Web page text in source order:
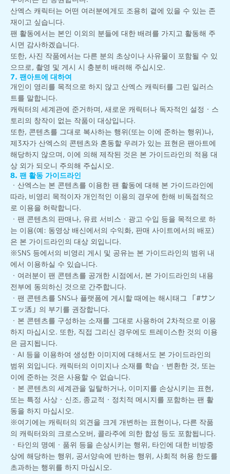
산엑스 캐릭터는 어떤 여러분에게도 조용히 곁에 있을 수 있는 존
재이고 싶습니다.
팬 활동에서는 본인 이외의 분들에 대한 배려를 가지고 활동해 주
시면 감사하겠습니다.
또한, 사진 작품에서는 다른 분의 초상이나 사유물이 포함될 수 있
으므로, 촬영 및 게시 시 충분히 배려해 주십시오.
7. 팬아트에 대하여
개인이 영리를 목적으로 하지 않고 산엑스 캐릭터를 그린 일러스
트를 말합니다.
캐릭터의 세계관에 준거하며, 새로운 캐릭터나 독자적인 설정・스
토리의 창작이 없는 작품이 대상입니다.
또한, 콘텐츠를 그대로 복사하는 행위(또는 이에 준하는 행위)나,
제3자가 산엑스의 콘텐츠와 혼동할 우려가 있는 표현은 팬아트에
해당하지 않으며, 이에 의해 제작된 것은 본 가이드라인의 적용 대
상 외가 되오니 주의해 주십시오.
8. 팬 활동 가이드라인
・산엑스는 본 콘텐츠를 이용한 팬 활동에 대해 본 가이드라인에
따라, 비영리 목적이자 개인적인 이용의 경우에 한해 비독점적으
로 이용을 허락합니다.
・팬 콘텐츠의 판매나, 유료 서비스・광고 수입 등을 목적으로 하
는 이용(예: 동영상 배신에서의 수익화, 판매 사이트에서의 배포)
은 본 가이드라인의 대상 외입니다.
※SNS 등에서의 비영리 게시 및 공유는 본 가이드라인의 범위 내
에서 이용하실 수 있습니다.
・여러분이 팬 콘텐츠를 공개한 시점에서, 본 가이드라인의 내용
전부에 동의하신 것으로 간주합니다.
・팬 콘텐츠를 SNS나 플랫폼에 게시할 때에는 해시태그 「#サン
エッ活」의 부기를 권장합니다.
・본 콘텐츠를 구성하는 소재를 그대로 사용하여 2차적으로 이용
하지 마십시오. 또한, 직접 그리신 경우에도 트레이스한 것의 이용
은 금지됩니다.
・AI 등을 이용하여 생성한 이미지에 대해서도 본 가이드라인의
범위 외입니다. 캐릭터의 이미지나 소재를 학습・변환한 것, 또는
이에 준하는 것은 사용할 수 없습니다.
・본 콘텐츠의 세계관을 일탈하거나, 이미지를 손상시키는 표현,
또는 특정 사상・신조, 종교적・정치적 메시지를 포함하는 팬 활
동을 하지 마십시오.
※여기에는 캐릭터의 외견을 크게 개변하는 표현이나, 다른 작품
의 캐릭터와의 크로스오버, 콜라주에 의한 합성 등도 포함됩니다.
・타인의 명예・품위 등을 손상시키는 행위, 타인에 대한 비방중
상에 해당하는 행위, 공서양속에 반하는 행위, 사회적 허용 한도를
초과하는 행위를 하지 마십시오.